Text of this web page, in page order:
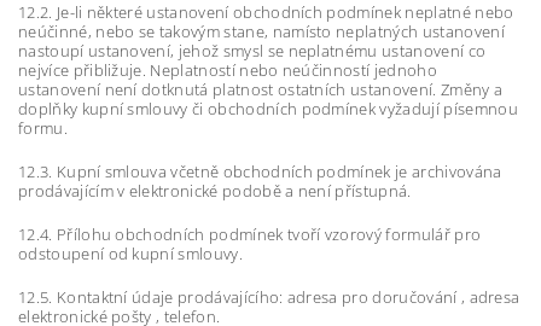
12.2. Je-li některé ustanovení obchodních podmínek neplatné nebo
neúčinné, nebo se takovým stane, namísto neplatných ustanovení
nastoupí ustanovení, jehož smysl se neplatnému ustanovení co
nejvíce přibližuje. Neplatností nebo neúčinností jednoho
ustanovení není dotknutá platnost ostatních ustanovení. Změny a
doplňky kupní smlouvy či obchodních podmínek vyžadují písemnou
formu.
12.3. Kupní smlouva včetně obchodních podmínek je archivována
prodávajícím v elektronické podobě a není přístupná.
12.4. Přílohu obchodních podmínek tvoří vzorový formulář pro
odstoupení od kupní smlouvy.
12.5. Kontaktní údaje prodávajícího: adresa pro doručování , adresa
elektronické pošty , telefon.